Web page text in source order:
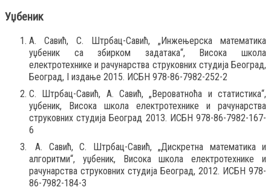
Уџбеник
А. Савић, С. Штрбац-Савић, „Инжењерска математика
уџбеник са збирком задатака“, Висока школа
електротехнике и рачунарства струковних студија Београд,
Београд, I издање 2015. ИСБН 978-86-7982-252-2
С. Штрбац-Савић, А. Савић, „Вероватноћа и статистика“,
уџбеник, Висока школа електротехнике и рачунарства
струковних студија Београд 2013. ИСБН 978-86-7982-167-
6
А. Савић, С. Штрбац-Савић, „Дискретна математика и
алгоритми“, уџбеник, Висока школа електротехнике и
рачунарства струковних студија Београд, 2012. ИСБН 978-
86-7982-184-3